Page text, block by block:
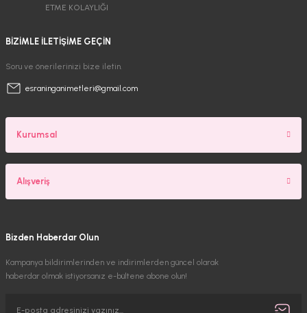
ETME KOLAYLIĞI
BİZİMLE İLETİŞİME GEÇİN
Soru ve önerilerinizi bize iletin.
esraninganimetleri@gmail.com
Kurumsal
Alışveriş
Bizden Haberdar Olun
Kampanya bildirimlerinden ve indirimlerden güncel olarak
haberdar olmak istiyorsanız e-bültene abone olun!